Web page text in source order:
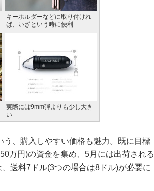
キーホルダーなどに取り付けれ
ば、いざという時に便利
実際には9mm弾よりも少し大き
い
、購入しやすい価格も魅力。既に目標
万円)の資金を集め、5月には出荷される
送料7ドル(3つの場合は8ドル)が必要に